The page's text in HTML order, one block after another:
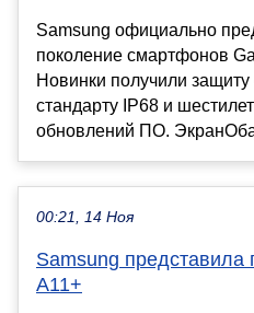
Samsung официально
поколение смартфонов
Новинки получили
стандарту IP68 и
обновлений ПО.
00:21, 14 Ноя
Samsung представила
A11+